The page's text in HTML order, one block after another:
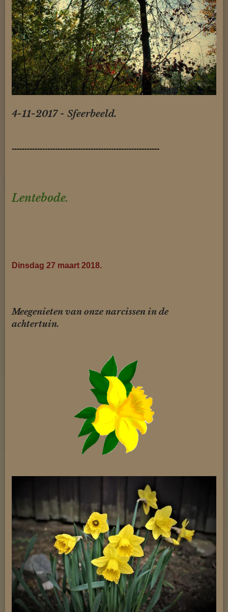
4-11-2017 - Sfeerbeeld.
----------------------------------------------------------
Lentebode.
Dinsdag 27 maart 2018.
Meegenieten van onze narcissen in de
achtertuin.